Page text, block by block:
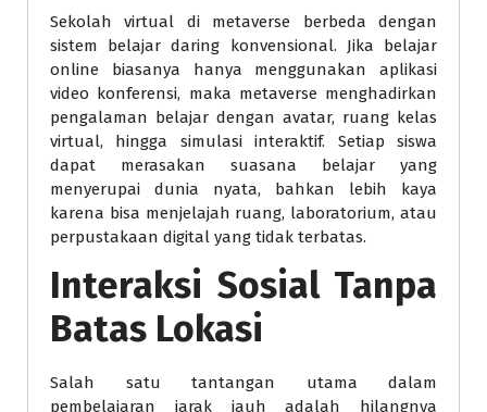
Sekolah virtual di metaverse berbeda dengan
sistem belajar daring konvensional. Jika belajar
online biasanya hanya menggunakan aplikasi
video konferensi, maka metaverse menghadirkan
pengalaman belajar dengan avatar, ruang kelas
virtual, hingga simulasi interaktif. Setiap siswa
dapat merasakan suasana belajar yang
menyerupai dunia nyata, bahkan lebih kaya
karena bisa menjelajah ruang, laboratorium, atau
perpustakaan digital yang tidak terbatas.
Interaksi Sosial Tanpa
Batas Lokasi
Salah satu tantangan utama dalam
pembelajaran jarak jauh adalah hilangnya